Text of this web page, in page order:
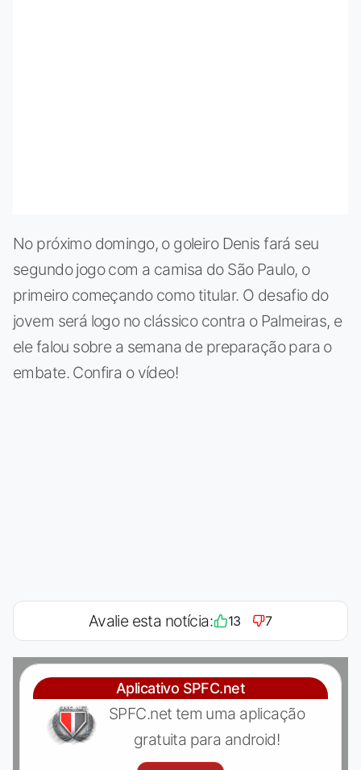
No próximo domingo, o goleiro Denis fará seu
segundo jogo com a camisa do São Paulo, o
primeiro começando como titular. O desafio do
jovem será logo no clássico contra o Palmeiras, e
ele falou sobre a semana de preparação para o
embate. Confira o vídeo!
Avalie esta notícia: 13 7
Aplicativo SPFC.net
SPFC.net tem uma aplicação
gratuita para android!